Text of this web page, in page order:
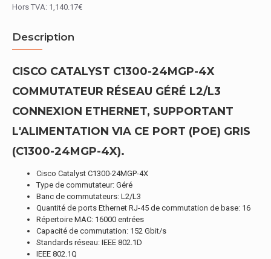
Hors TVA: 1,140.17€
Description
CISCO CATALYST C1300-24MGP-4X
COMMUTATEUR RÉSEAU GÉRÉ L2/L3
CONNEXION ETHERNET, SUPPORTANT
L'ALIMENTATION VIA CE PORT (POE) GRIS
(C1300-24MGP-4X).
Cisco Catalyst C1300-24MGP-4X
Type de commutateur: Géré
Banc de commutateurs: L2/L3
Quantité de ports Ethernet RJ-45 de commutation de base: 16
Répertoire MAC: 16000 entrées
Capacité de commutation: 152 Gbit/s
Standards réseau: IEEE 802.1D
IEEE 802.1Q